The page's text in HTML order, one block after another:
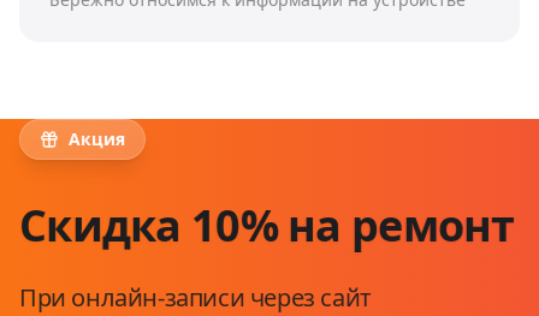
Акция
Скидка 10% на ремонт
При онлайн-записи через сайт